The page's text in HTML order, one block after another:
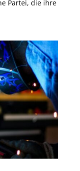
Partei, die ihre